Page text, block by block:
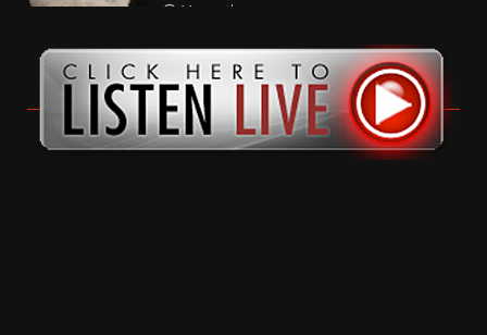
11 months ago